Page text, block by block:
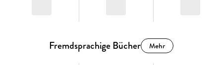
Fremdsprachige Bücher Mehr